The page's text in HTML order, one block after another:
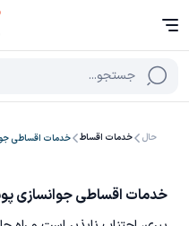
جستجو...
حال خدمات اقساط خدمات اقساطی
خدمات اقساطی جوانسازی